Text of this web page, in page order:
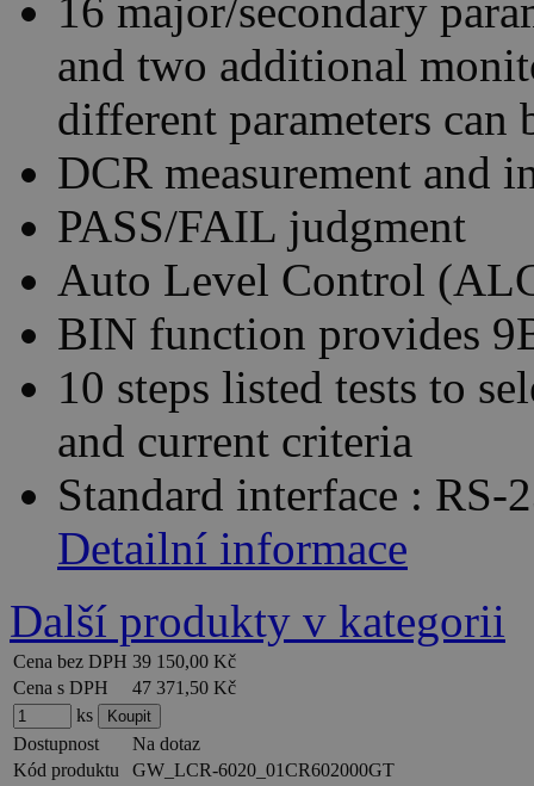
16 major/secondary
and two additional
different parameters
DCR measurement and
PASS/FAIL judgment
Auto Level Control
BIN function provides
10 steps listed tests to
and current criteria
Standard interface : RS-
Detailní informace
Další produkty v kategorii
Cena bez DPH 39 150,00 Kč
Cena s DPH
47 371,50 Kč
ks
Dostupnost
Na dotaz
Kód produktu
GW_LCR-6020_01CR602000GT